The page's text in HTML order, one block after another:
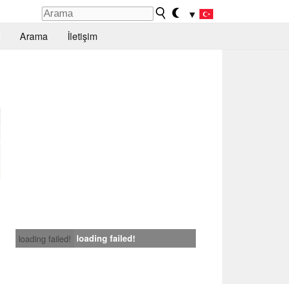
▼
Arama İletişim
loading failed! loading failed!